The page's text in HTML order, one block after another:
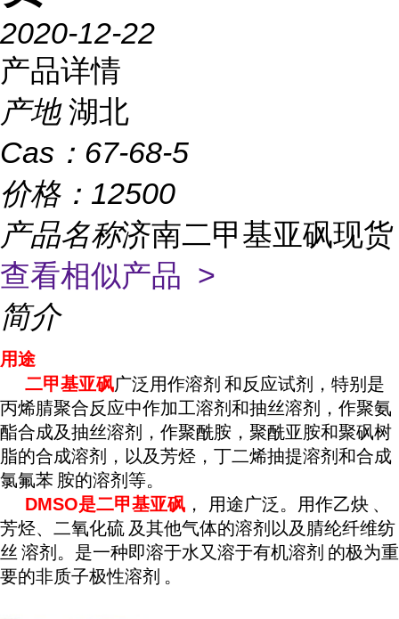
2020-12-22
产品详情
产地 湖北
Cas： 67-68-5
价格： 12500
产品名称济南二甲基亚砜现货
查看相似产品 >
简介
用途
二甲基亚砜广泛用作溶剂 和反应试剂，特别是
丙烯腈聚合反应中作加工溶剂和抽丝溶剂，作聚氨
酯合成及抽丝溶剂，作聚酰胺，聚酰亚胺和聚砜树
脂的合成溶剂，以及芳烃，丁二烯抽提溶剂和合成
氯氟苯 胺的溶剂等。
DMSO是二甲基亚砜 ， 用途广泛。用作乙炔 、
芳烃、 二氧化硫 及其他气体的溶剂以及腈纶纤维纺
丝 溶剂。是一种即溶于水又溶于有机溶剂 的极为重
要的非质子极性溶剂 。